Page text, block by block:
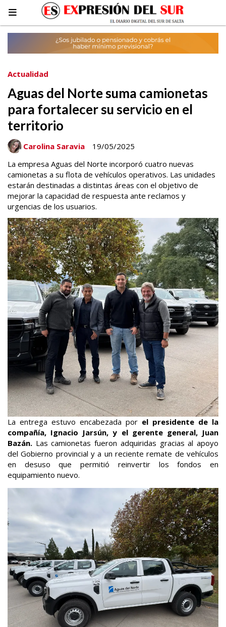
Aguas del Norte suma camionetas
para fortalecer su servicio en el
territorio
La empresa Aguas del Norte incorporó cuatro nuevas
camionetas a su flota de vehículos operativos. Las unidades
estarán destinadas a distintas áreas con el objetivo de
mejorar la capacidad de respuesta ante reclamos y
urgencias de los usuarios.
Actualidad
19/05/2025
Carolina Saravia
La entrega estuvo encabezada por el presidente de la
compañía, Ignacio Jarsún, y el gerente general, Juan
Bazán. Las camionetas fueron adquiridas gracias al apoyo
del Gobierno provincial y a un reciente remate de vehículos
en desuso que permitió reinvertir los fondos en
equipamiento nuevo.